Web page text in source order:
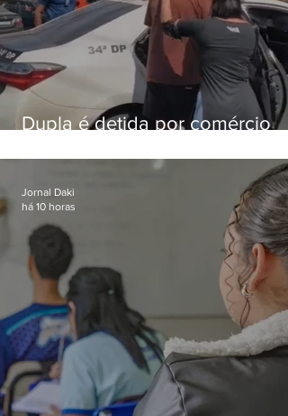
Dupla é detida por comércio
Bangu
Jornal Daki
há 10 horas